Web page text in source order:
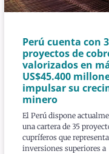
Perú cuenta con
proyectos de
valorizados en
US$45.400
impulsar su
minero
El Perú dispone
una cartera de 35
cupríferos que
inversiones superiores a